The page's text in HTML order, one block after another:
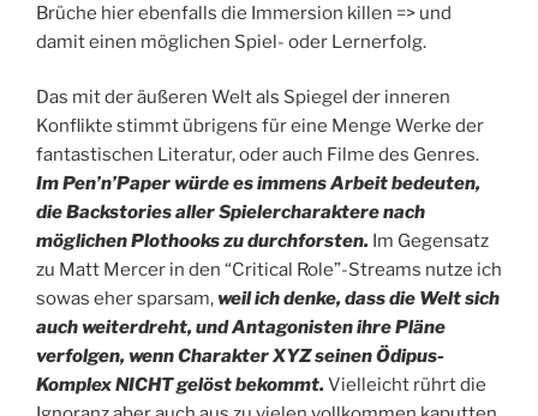
Brüche hier ebenfalls die Immersion killen => und
damit einen möglichen Spiel- oder Lernerfolg.
Das mit der äußeren Welt als Spiegel der inneren
Konflikte stimmt übrigens für eine Menge Werke der
fantastischen Literatur, oder auch Filme des Genres.
Im Pen’n’Paper würde es immens Arbeit bedeuten,
die Backstories aller Spielercharaktere nach
möglichen Plothooks zu durchforsten. Im Gegensatz
zu Matt Mercer in den “Critical Role”-Streams nutze ich
sowas eher sparsam,weil ich denke, dass die Welt sich
auch weiterdreht, und Antagonisten ihre Pläne
verfolgen, wenn Charakter XYZ seinen Ödipus-
Komplex NICHT gelöst bekommt. Vielleicht rührt die